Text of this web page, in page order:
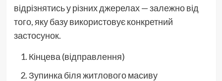
відрізнятись у різних джерелах — залежно від
того, яку базу використовує конкретний
застосунок.
Кінцева (відправлення)
Зупинка біля житлового масиву